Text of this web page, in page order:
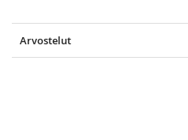
Arvostelut